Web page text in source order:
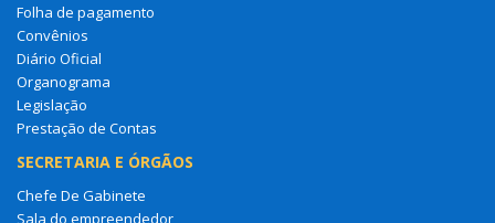
Folha de pagamento
Convênios
Diário Oficial
Organograma
Legislação
Prestação de Contas
SECRETARIA E ÓRGÃOS
Chefe De Gabinete
Sala do empreendedor